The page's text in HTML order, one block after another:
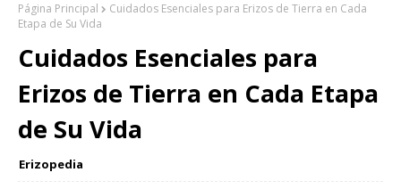
Página Principal
Cuidados Esenciales para Erizos de Tierra en Cada
Etapa de Su Vida
Cuidados Esenciales para
Erizos de Tierra en Cada Etapa
de Su Vida
Erizopedia